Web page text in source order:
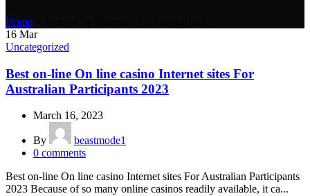
Home
16 Mar
Uncategorized
Best on-line On line casino Internet sites For
Australian Participants 2023
March 16, 2023
By
beastmode1
0 comments
Best on-line On line casino Internet sites For Australian Participants
2023 Because of so many online casinos readily available, it ca...